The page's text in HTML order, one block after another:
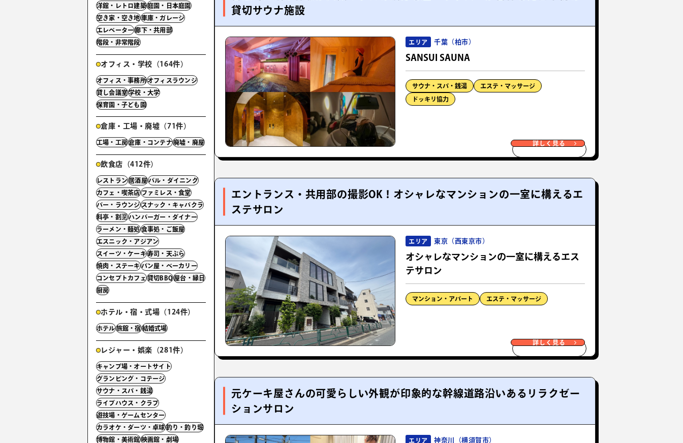
貸切サウナ施設
エリア 千葉（柏市）
SANSUI SAUNA
サウナ・スパ・銭湯 エステ・マッサージ
ドッキリ協力
詳しく見る
エントランス・共用部の撮影OK！オシャレなマンションの一室に構えるエ
ステサロン
エリア 東京（西東京市）
オシャレなマンションの一室に構えるエス
テサロン
マンション・アパート エステ・マッサージ
詳しく見る
元ケーキ屋さんの可愛らしい外観が印象的な幹線道路沿いあるリラクゼー
ションサロン
エリア 神奈川（横須賀市）
洋館・レトロ建築庭園・日本庭園
空き家・空き地車庫・ガレージ
エレベーター廊下・共用部
階段・非常階段
オフィス・学校（164件）
オフィス・事務所オフィスラウンジ
貸し会議室学校・大学
保育園・子ども園
倉庫・工場・廃墟（71件）
工場・工房倉庫・コンテナ廃墟・廃屋
飲食店（412件）
レストラン居酒屋バル・ダイニング
カフェ・喫茶店ファミレス・食堂
バー・ラウンジスナック・キャバクラ
料亭・割烹ハンバーガー・ダイナー
ラーメン・麺処食事処・ご飯屋
エスニック・アジアン
スイーツ・ケーキ寿司・天ぷら
焼肉・ステーキパン屋・ベーカリー
コンセプトカフェ貸切BBQ屋台・縁日
厨房
ホテル・宿・式場（124件）
ホテル旅館・宿結婚式場
レジャー・娯楽（281件）
キャンプ場・オートサイト
グランピング・コテージ
サウナ・スパ・銭湯
ライブハウス・クラブ
遊技場・ゲームセンター
カラオケ・ダーツ・卓球釣り・釣り堀
博物館・美術館映画館・劇場